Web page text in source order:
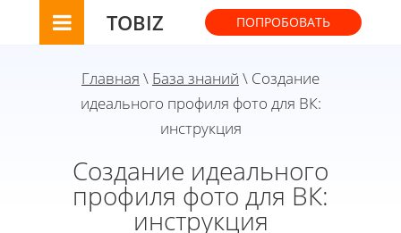
TOBIZ ПОПРОБОВАТЬ
Главная \ База знаний \ Создание
идеального профиля фото для ВК:
инструкция
Создание идеального
профиля фото для ВК:
инструкция